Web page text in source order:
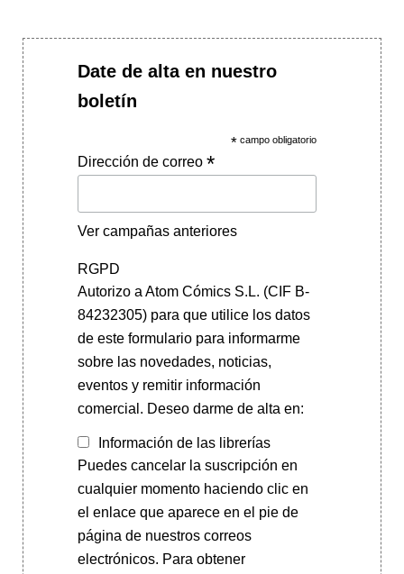
Date de alta en nuestro
boletín
* campo obligatorio
Dirección de correo *
Ver campañas anteriores
RGPD
Autorizo a Atom Cómics S.L. (CIF B-
84232305) para que utilice los datos
de este formulario para informarme
sobre las novedades, noticias,
eventos y remitir información
comercial. Deseo darme de alta en:
Información de las librerías
Puedes cancelar la suscripción en
cualquier momento haciendo clic en
el enlace que aparece en el pie de
página de nuestros correos
electrónicos. Para obtener